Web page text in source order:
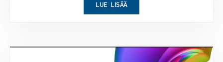
LUE LISÄÄ